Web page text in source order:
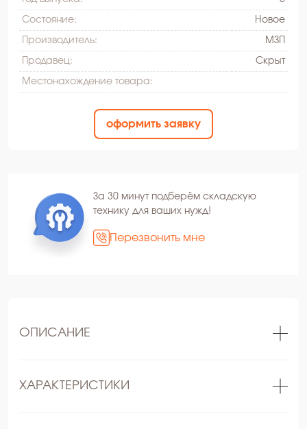
Состояние: Hовое
Производитель: МЗП
Продавец: Скрыт
Местонахождение товара:
оформить заявку
За 30 минут подберём складскую
технику для ваших нужд!
Перезвонить мне
ОПИСАНИЕ
ХАРАКТЕРИСТИКИ